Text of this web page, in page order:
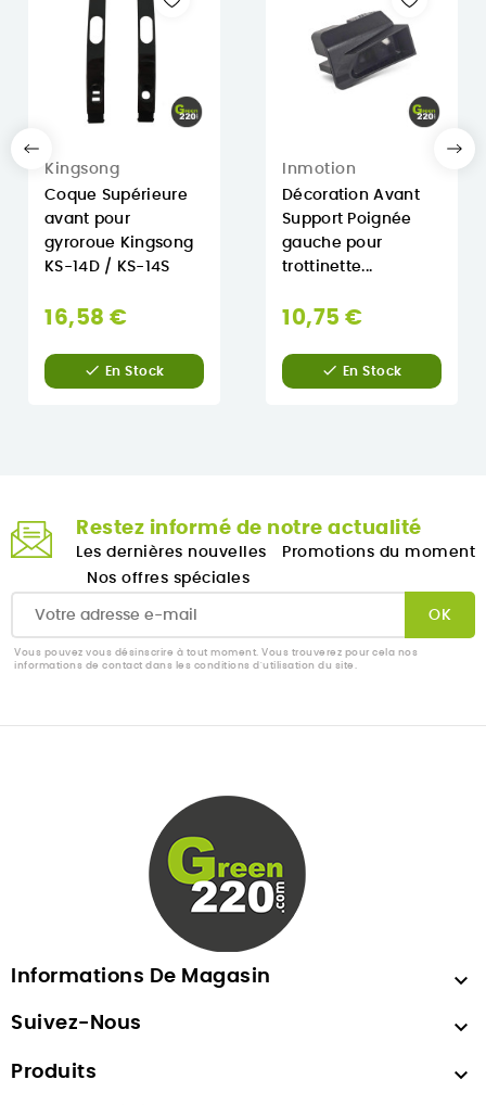
Kingsong
Coque Supérieure
avant pour
gyroroue Kingsong
KS-14D / KS-14S
16,58 €
 En Stock
Inmotion
Décoration Avant
Support Poignée
gauche pour
trottinette...
10,75 €
 En Stock
Restez informé de notre actualité
Les dernières nouvelles
Promotions du moment
Nos offres spéciales
Vous pouvez vous désinscrire à tout moment. Vous trouverez pour cela nos
informations de contact dans les conditions d'utilisation du site.
Informations De Magasin 
Suivez-Nous 
Produits 